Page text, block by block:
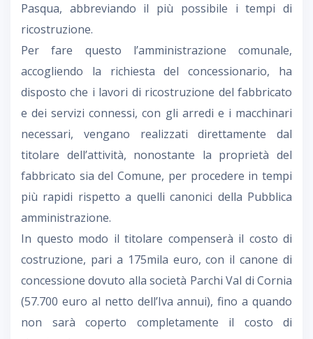
Pasqua, abbreviando il più possibile i tempi di
ricostruzione.
Per fare questo l’amministrazione comunale,
accogliendo la richiesta del concessionario, ha
disposto che i lavori di ricostruzione del fabbricato
e dei servizi connessi, con gli arredi e i macchinari
necessari, vengano realizzati direttamente dal
titolare dell’attività, nonostante la proprietà del
fabbricato sia del Comune, per procedere in tempi
più rapidi rispetto a quelli canonici della Pubblica
amministrazione.
In questo modo il titolare compenserà il costo di
costruzione, pari a 175mila euro, con il canone di
concessione dovuto alla società Parchi Val di Cornia
(57.700 euro al netto dell’Iva annui), fino a quando
non sarà coperto completamente il costo di